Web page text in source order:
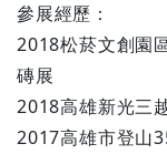
參展經歷：
2018松菸文創園
磚展
2018高雄新光三
2017高雄市登山